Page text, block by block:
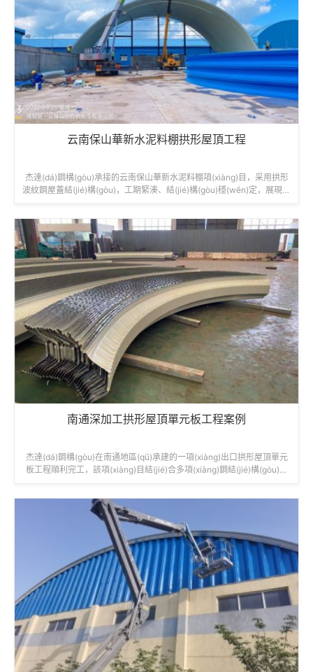
云南保山華新水泥料棚拱形屋頂工程
杰達(dá)鋼構(gòu)承接的云南保山華新水泥料棚項(xiàng)目，采用拱形
波紋鋼屋蓋結(jié)構(gòu)，工期緊湊、結(jié)構(gòu)穩(wěn)定，展現(xi
南通深加工拱形屋頂單元板工程案例
杰達(dá)鋼構(gòu)在南通地區(qū)承建的一項(xiàng)出口拱形屋頂單元
板工程順利完工，該項(xiàng)目結(jié)合多項(xiàng)鋼結(jié)構(gòu)拱